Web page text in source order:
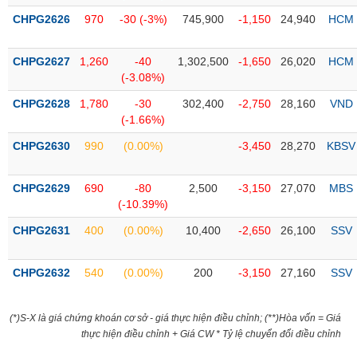
lý
thị
CHPG2626 970 -30 (-3%) 745,900 -1,150 24,940 HCM
CHPG2627 1,260
-40
(-3.08%)
1,302,500 -1,650 26,020 HCM
CHPG2628 1,780
-30
(-1.66%)
302,400 -2,750 28,160 VND
CHPG2630 990 (0.00%) -3,450 28,270 KBSV
CHPG2629 690
-80
(-10.39%)
2,500 -3,150 27,070 MBS
CHPG2631 400 (0.00%) 10,400 -2,650 26,100 SSV
CHPG2632 540 (0.00%) 200 -3,150 27,160 SSV
(*)S-X là giá chứng khoán cơ sở - giá thực hiện điều chỉnh; (**)Hòa vốn = Giá
thực hiện điều chỉnh + Giá CW * Tỷ lệ chuyển đổi điều chỉnh
TIÊU
DÙNG
THIẾT
DÙNG
THIẾT